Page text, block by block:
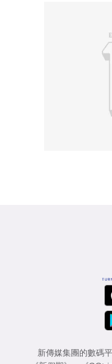
新傳媒集團的數碼